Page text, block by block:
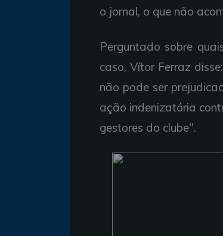
o jornal, o que não
Perguntado sobre
caso, Vítor Ferraz
não pode ser
ação indenizatória
gestores do clube".